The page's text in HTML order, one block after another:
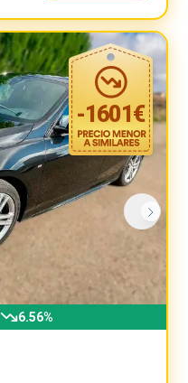
-1601€
6.56%